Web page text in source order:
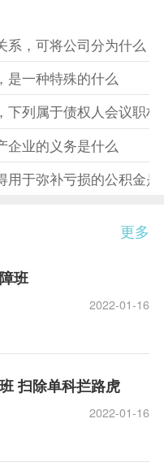
系，可将公司分为什么
是一种特殊的什么
下列属于债权人会议职
企业的义务是什么
用于弥补亏损的公积金是
更多
班
2022-01-16
扫除单科拦路虎
2022-01-16